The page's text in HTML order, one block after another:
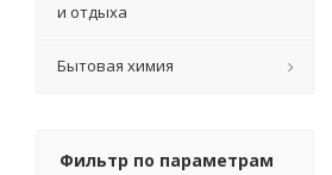
и отдыха
Бытовая химия
Фильтр по параметрам